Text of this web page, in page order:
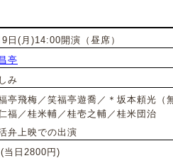
(月)14:00開演（昼席）
亭
み
亭飛梅／笑福亭遊喬／＊坂本頼光（
福／桂米輔／桂壱之輔／桂米団治
弁上映での出演
日2800円)